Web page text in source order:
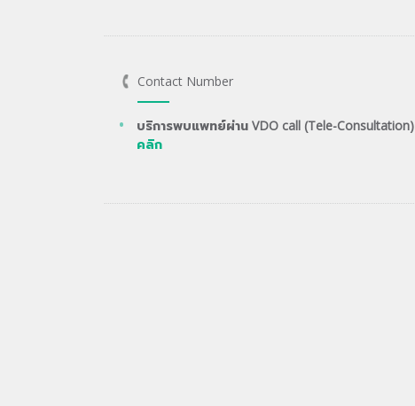
Contact Number
บริการพบแพทย์ผ่าน VDO call (Tele-Consultation)
คลิก